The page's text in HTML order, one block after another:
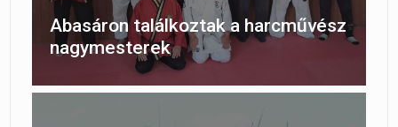
Abasáron találkoztak a harcművész
nagymesterek